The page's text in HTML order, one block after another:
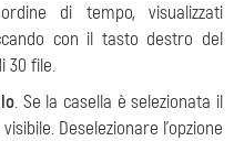
di tempo, visualizzati
con il tasto destro del
30 file.
. Se la casella è selezionata il
Deselezionare l'opzione